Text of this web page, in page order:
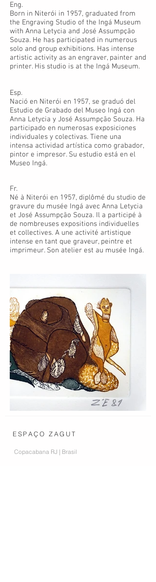
Eng.
Born in Niterói in 1957, graduated from
the Engraving Studio of the Ingá Museum
with Anna Letycia and José Assumpção
Souza. He has participated in numerous
solo and group exhibitions. Has intense
artistic activity as an engraver, painter and
printer. His studio is at the Ingá Museum.
Esp.
Nació en Niterói en 1957, se graduó del
Estudio de Grabado del Museo Ingá con
Anna Letycia y José Assumpção Souza. Ha
participado en numerosas exposiciones
individuales y colectivas. Tiene una
intensa actividad artística como grabador,
pintor e impresor. Su estudio está en el
Museo Ingá.
Fr.
Né à Niterói en 1957, diplômé du studio de
gravure du musée Ingá avec Anna Letycia
et José Assumpção Souza. Il a participé à
de nombreuses expositions individuelles
et collectives. A une activité artistique
intense en tant que graveur, peintre et
imprimeur. Son atelier est au musée Ingá.
ESPAÇO ZAGUT
Copacabana RJ | Brasil